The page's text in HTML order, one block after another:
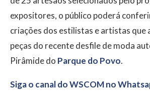
expositores, o público poderá
criações dos estilistas e artistas que
peças do recente desfile de moda
Pirâmide do Parque do Povo.
Siga o canal do WSCOM no